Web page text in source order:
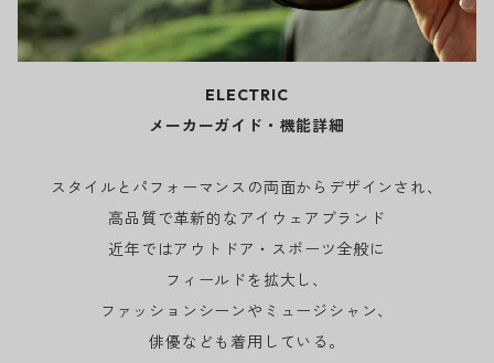
ELECTRIC
メーカーガイド・機能詳細
スタイルとパフォーマンスの両面からデザインされ、
高品質で革新的なアイウェアブランド
近年ではアウトドア・スポーツ全般に
フィールドを拡大し、
ファッションシーンやミュージシャン、
俳優なども着用している。